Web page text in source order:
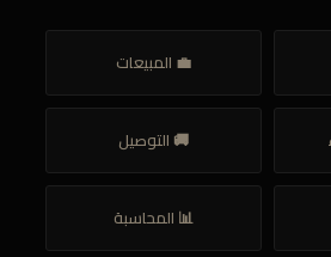
💼 المبيعات
🚚 التوصيل
📊 المحاسبة